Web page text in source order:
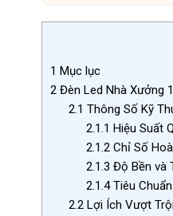
1 Mục lục
2 Đèn Led Nhà Xưởng
2.1 Thông Số Kỹ
2.1.1 Hiệu Suất
2.1.2 Chỉ Số
2.1.3 Độ Bền và
2.1.4Tiêu
2.2Lợi Ích Vượt